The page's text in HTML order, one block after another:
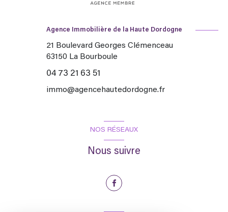
Agence Immobilière de la Haute Dordogne
21 Boulevard Georges Clémenceau
63150 La Bourboule
04 73 21 63 51
immo@agencehautedordogne.fr
NOS RÉSEAUX
Nous suivre